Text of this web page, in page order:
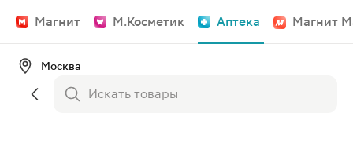
Магнит М.Косметик Аптека Магнит
Москва